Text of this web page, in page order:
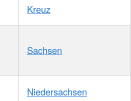
Kreuz
Sachsen
Niedersachsen